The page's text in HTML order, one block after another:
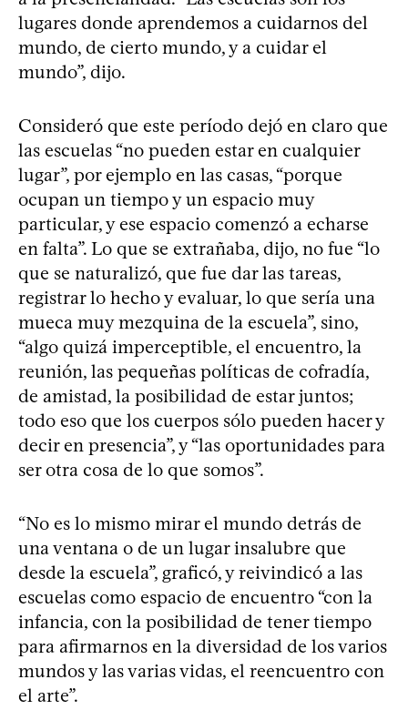
lugares donde aprendemos a cuidarnos del
mundo, de cierto mundo, y a cuidar el
mundo”, dijo.
Consideró que este período dejó en claro que
las escuelas “no pueden estar en cualquier
lugar”, por ejemplo en las casas, “porque
ocupan un tiempo y un espacio muy
particular, y ese espacio comenzó a echarse
en falta”. Lo que se extrañaba, dijo, no fue “lo
que se naturalizó, que fue dar las tareas,
registrar lo hecho y evaluar, lo que sería una
mueca muy mezquina de la escuela”, sino,
“algo quizá imperceptible, el encuentro, la
reunión, las pequeñas políticas de cofradía,
de amistad, la posibilidad de estar juntos;
todo eso que los cuerpos sólo pueden hacer y
decir en presencia”, y “las oportunidades para
ser otra cosa de lo que somos”.
“No es lo mismo mirar el mundo detrás de
una ventana o de un lugar insalubre que
desde la escuela”, graficó, y reivindicó a las
escuelas como espacio de encuentro “con la
infancia, con la posibilidad de tener tiempo
para afirmarnos en la diversidad de los varios
mundos y las varias vidas, el reencuentro con
el arte”.